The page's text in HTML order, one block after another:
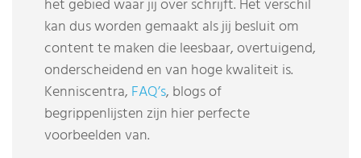
het gebied waar jij over schrijft. Het verschil
kan dus worden gemaakt als jij besluit om
content te maken die leesbaar, overtuigend,
onderscheidend en van hoge kwaliteit is.
Kenniscentra, FAQ’s, blogs of
begrippenlijsten zijn hier perfecte
voorbeelden van.